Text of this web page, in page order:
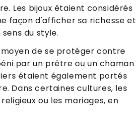
Les bijoux étaient considérés
façon d'afficher sa richesse et
du style.
de se protéger contre
par un prêtre ou un chaman
étaient également portés
Dans certaines cultures, les
ou les mariages, en